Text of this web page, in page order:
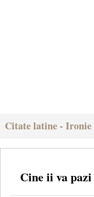
Citate latine - Ironie
Cine ii va